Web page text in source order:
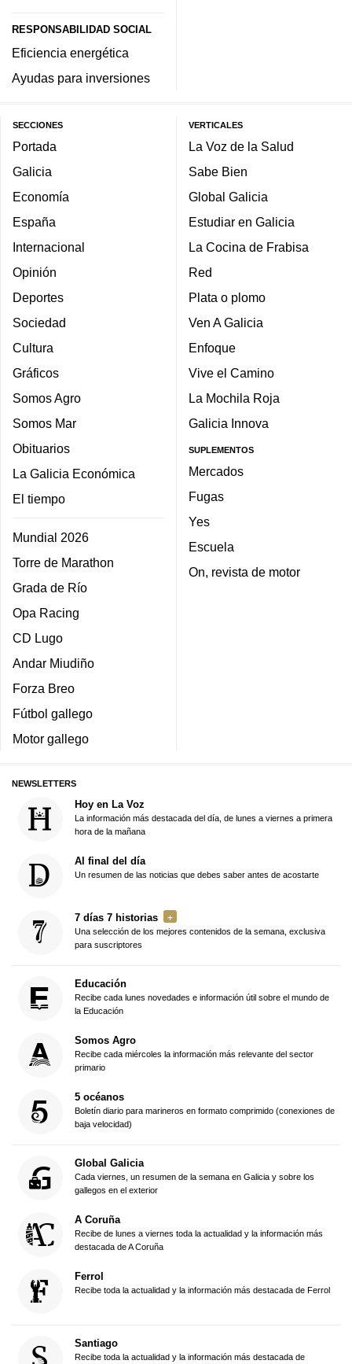
RESPONSABILIDAD SOCIAL
Eficiencia energética
Ayudas para inversiones
SECCIONES
Portada
Galicia
Economía
España
Internacional
Opinión
Deportes
Sociedad
Cultura
Gráficos
Somos Agro
Somos Mar
Obituarios
La Galicia Económica
El tiempo
Mundial 2026
Torre de Marathon
Grada de Río
Opa Racing
CD Lugo
Andar Miudiño
Forza Breo
Fútbol gallego
Motor gallego
VERTICALES
La Voz de la Salud
Sabe Bien
Global Galicia
Estudiar en Galicia
La Cocina de Frabisa
Red
Plata o plomo
Ven A Galicia
Enfoque
Vive el Camino
La Mochila Roja
Galicia Innova
SUPLEMENTOS
Mercados
Fugas
Yes
Escuela
On, revista de motor
NEWSLETTERS
Hoy en La Voz
La información más destacada del día, de lunes a viernes a primera
hora de la mañana
Al final del día
Un resumen de las noticias que debes saber antes de acostarte
7 días 7 historias
Una selección de los mejores contenidos de la semana, exclusiva
para suscriptores
Educación
Recibe cada lunes novedades e información útil sobre el mundo de
la Educación
Somos Agro
Recibe cada miércoles la información más relevante del sector
primario
5 océanos
Boletín diario para marineros en formato comprimido (conexiones de
baja velocidad)
Global Galicia
Cada viernes, un resumen de la semana en Galicia y sobre los
gallegos en el exterior
A Coruña
Recibe de lunes a viernes toda la actualidad y la información más
destacada de A Coruña
Ferrol
Recibe toda la actualidad y la información más destacada de Ferrol
Santiago
Recibe toda la actualidad y la información más destacada de